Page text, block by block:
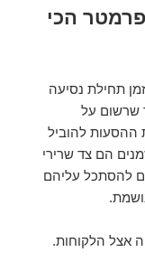
הכי
תחילת נסיעה
שרשום על
ההסעות להוביל
הם צד שרירי
להסתכל עליהם
אצל הלקוחות.